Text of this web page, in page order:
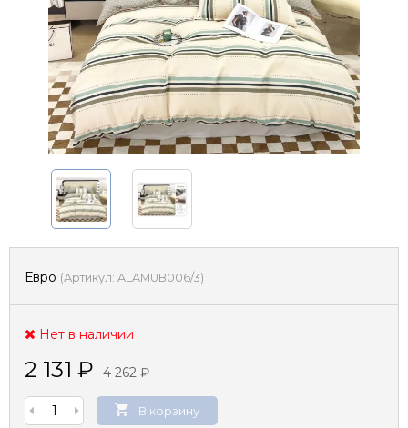
Евро (Артикул: ALAMUB006/3)
Нет в наличии
2 131 ₽ 4 262₽
В корзину